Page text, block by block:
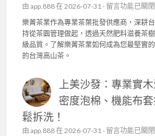
由 app.888在 2026-07-31 - 在
〈
樂
菁
茶
台
高
茶
留言功能已關閉
樂菁茶業作為專業茶葉批發供應商，深耕
持從茶園管理做起，透過天然肥料滋養茶
級品質。了解樂菁茶業如何成為您最堅實
的台灣高山茶。
上美沙發：專業實
密度泡棉、機能布
鬆拆洗！
由 app.888在 2026-07-31 - 在
留言功能已關閉